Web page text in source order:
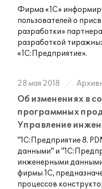
Фирма «1С»
пользователей о
разработки»
разработкой
«1С:Предприятие».
28 мая 2018
Об изменениях в
программных
Управление
"1С:Предприятие 8.
данными" и
инженерными
фирмы 1С,
процессов